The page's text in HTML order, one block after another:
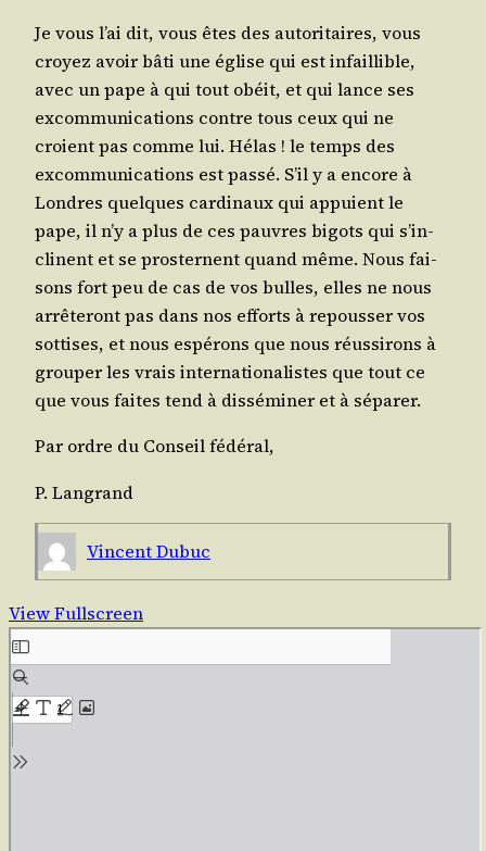
Je vous l’ai dit, vous êtes des auto­ri­taires, vous
croyez avoir bâti une église qui est infaillible,
avec un pape à qui tout obéit, et qui lance ses
excom­mu­ni­ca­tions contre tous ceux qui ne
croient pas comme lui. Hélas ! le temps des
excom­mu­ni­ca­tions est pas­sé. S’il y a encore à
Londres quelques car­di­naux qui appuient le
pape, il n’y a plus de ces pauvres bigots qui s’in­
clinent et se pros­ternent quand même. Nous fai­
sons fort peu de cas de vos bulles, elles ne nous
arrê­te­ront pas dans nos efforts à repous­ser vos
sot­tises, et nous espé­rons que nous réus­si­rons à
grou­per les vrais inter­na­tio­na­listes que tout ce
que vous faites tend à dis­sé­mi­ner et à séparer.
Par ordre du Conseil fédéral,
P. Lan­grand
Vincent Dubuc
View Fullscreen